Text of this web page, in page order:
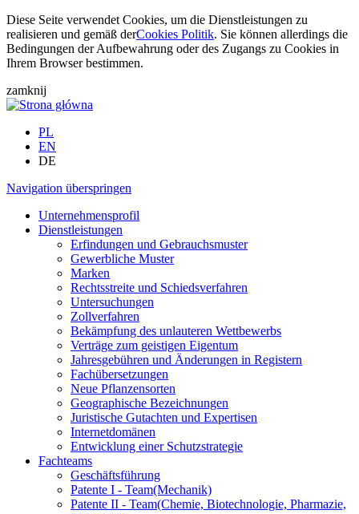
Diese Seite verwendet Cookies, um die Dienstleistungen zu
realisieren und gemäß derCookies Politik. Sie können allerdings die
Bedingungen der Aufbewahrung oder des Zugangs zu Cookies in
Ihrem Browser bestimmen.
zamknij
PL
EN
DE
Navigation überspringen
Unternehmensprofil
Dienstleistungen
Erfindungen und Gebrauchsmuster
Gewerbliche Muster
Marken
Rechtsstreite und Schiedsverfahren
Untersuchungen
Zollverfahren
Bekämpfung des unlauteren Wettbewerbs
Verträge zum geistigen Eigentum
Jahresgebühren und Änderungen in Registern
Fachübersetzungen
Neue Pflanzensorten
Geographische Bezeichnungen
Juristische Gutachten und Expertisen
Internetdomänen
Entwicklung einer Schutzstrategie
Fachteams
Geschäftsführung
Patente I - Team(Mechanik)
Patente II - Team(Chemie, Biotechnologie, Pharmazie,